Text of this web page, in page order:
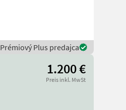
Prémiový Plus predajca
1.200 €
Preis inkl. MwSt